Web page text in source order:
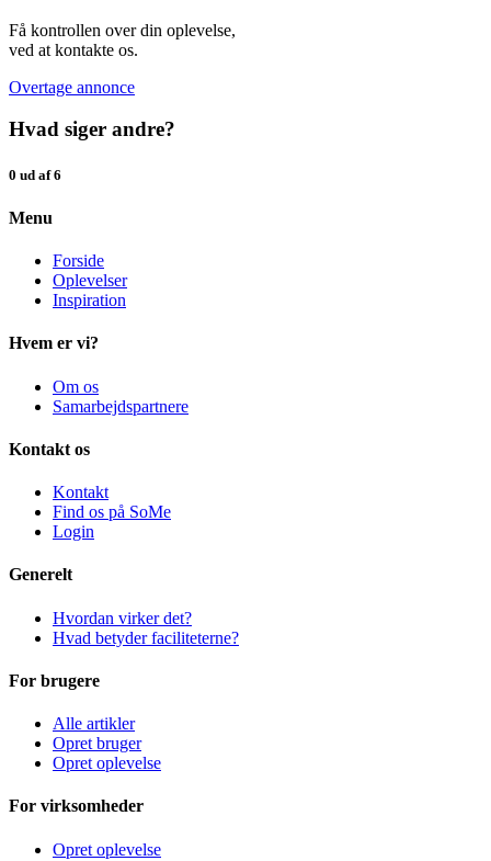
Få kontrollen over din oplevelse,
ved at kontakte os.
Overtage annonce
Hvad siger andre?
0 ud af 6
Menu
Forside
Oplevelser
Inspiration
Hvem er vi?
Om os
Samarbejdspartnere
Kontakt os
Kontakt
Find os på SoMe
Login
Generelt
Hvordan virker det?
Hvad betyder faciliteterne?
For brugere
Alle artikler
Opret bruger
Opret oplevelse
For virksomheder
Opret oplevelse